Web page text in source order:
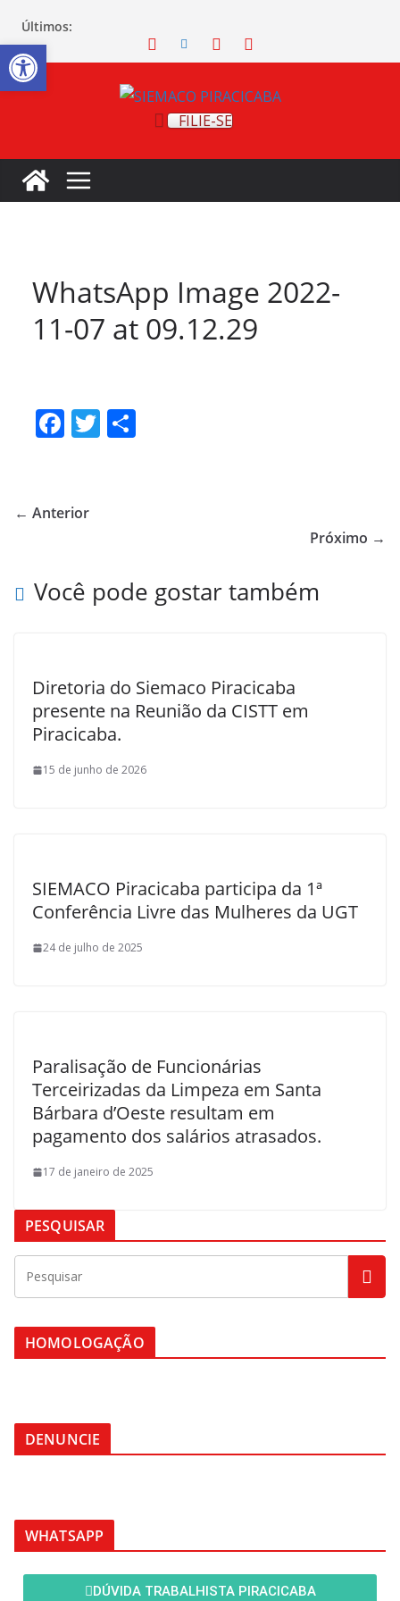
Últimos:
FILIE-SE
WhatsApp Image 2022-
11-07 at 09.12.29
F
b
k
T
← Anterior
Próximo →
Você pode gostar também
Diretoria do Siemaco Piracicaba
presente na Reunião da CISTT em
Piracicaba.
15 de junho de 2026
SIEMACO Piracicaba participa da 1ª
Conferência Livre das Mulheres da UGT
24 de julho de 2025
Paralisação de Funcionárias
Terceirizadas da Limpeza em Santa
Bárbara d’Oeste resultam em
pagamento dos salários atrasados.
17 de janeiro de 2025
PESQUISAR
HOMOLOGAÇÃO
DENUNCIE
WHATSAPP
DÚVIDA TRABALHISTA PIRACICABA
Abrir a barra de ferramentas